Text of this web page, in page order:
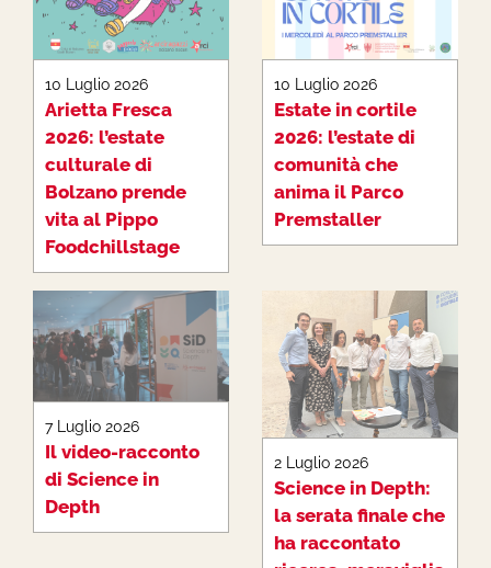
10 Luglio 2026
Arietta Fresca
2026: l’estate
culturale di
Bolzano prende
vita al Pippo
Foodchillstage
10 Luglio 2026
Estate in cortile
2026: l’estate di
comunità che
anima il Parco
Premstaller
7 Luglio 2026
Il video-racconto
di Science in
Depth
2 Luglio 2026
Science in Depth:
la serata finale che
ha raccontato